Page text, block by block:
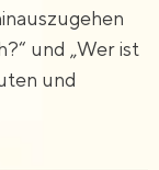
und „Wer ist
und